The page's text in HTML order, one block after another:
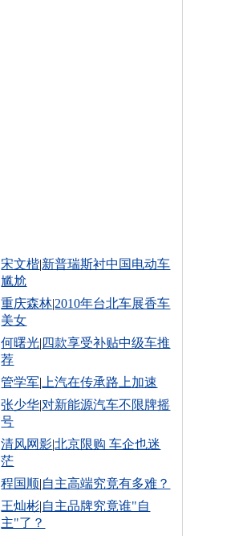
宋文楷|新普瑞斯衬中国电动车
尴尬
重庆森林|2010年台北车展香车
美女
何曙光| 四款享受补贴中级车推
荐
管学军| 上汽在传承路上加速
张少华|对新能源汽车不限牌摇
号
清风网影|北京限购 车企也迷
茫
程国顺|自主高端究竟有多难？
王灿彬|自主品牌究竟谁"自
主"了？